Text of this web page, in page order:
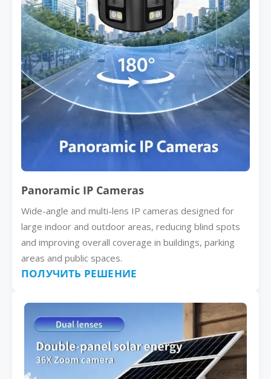
Panoramic IP Cameras
Wide-angle and multi-lens IP cameras designed for
large indoor and outdoor areas, reducing blind spots
and improving overall coverage in buildings, parking
areas and public spaces.
ПОЛУЧИТЬ РЕШЕНИЕ